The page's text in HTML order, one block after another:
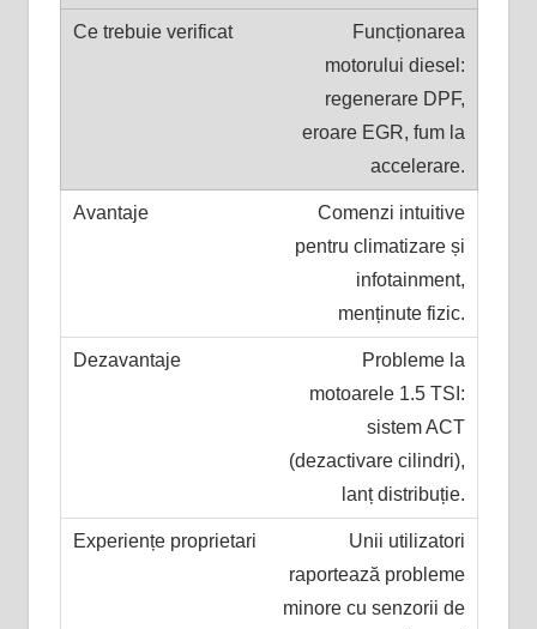
Funcționarea
motorului diesel:
regenerare DPF,
eroare EGR, fum la
accelerare.
Comenzi intuitive
pentru climatizare și
infotainment,
menținute fizic.
Probleme la
motoarele 1.5 TSI:
sistem ACT
(dezactivare cilindri),
lanț distribuție.
Unii utilizatori
raportează probleme
minore cu senzorii de